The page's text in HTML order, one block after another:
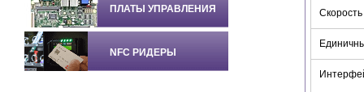
ПЛАТЫ УПРАВЛЕНИЯ
NFC РИДЕРЫ